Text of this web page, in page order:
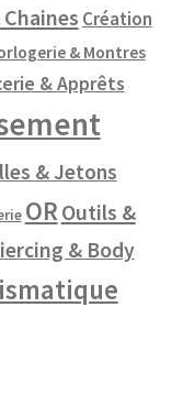
Création
& Montres
& Apprêts
& Jetons
OR Outils &
& Body